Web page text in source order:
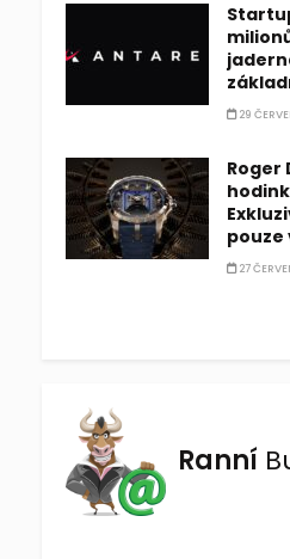
29
Roger
pouze
27
Ranní